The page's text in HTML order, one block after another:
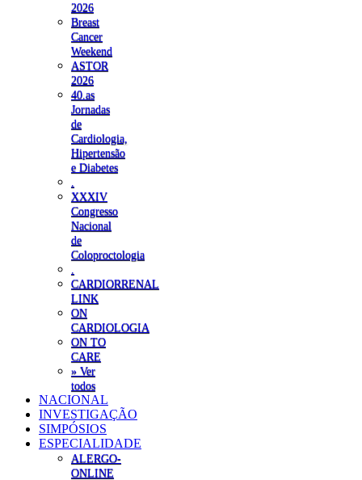
2026
Breast
Cancer
Weekend
ASTOR
2026
40.as
Jornadas
de
Cardiologia,
Hipertensão
e Diabetes
XXXIV
Congresso
Nacional
de
Coloproctologia
CARDIORRENAL
LINK
ON
CARDIOLOGIA
ON TO
CARE
» Ver
todos
NACIONAL
INVESTIGAÇÃO
SIMPÓSIOS
ESPECIALIDADE
ALERGO-
ONLINE